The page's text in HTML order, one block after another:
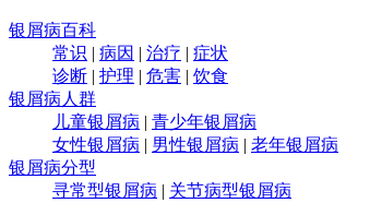
银屑病百科
常识 | 病因 | 治疗 | 症状
诊断 | 护理 | 危害 | 饮食
银屑病人群
儿童银屑病 | 青少年银屑病
女性银屑病 | 男性银屑病 | 老年银屑病
银屑病分型
寻常型银屑病 | 关节病型银屑病